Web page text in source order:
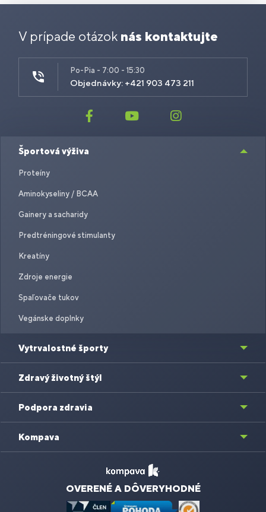
V prípade otázok nás kontaktujte
Po-Pia - 7:00 - 15:30
Objednávky: +421 903 473 211
Športová výživa
Proteíny
Aminokyseliny / BCAA
Gainery a sacharidy
Predtréningové stimulanty
Kreatíny
Zdroje energie
Spaľovače tukov
Vegánske doplnky
Vytrvalostné športy
Zdravý životný štýl
Podpora zdravia
Kompava
OVERENÉ A DÔVERYHODNÉ